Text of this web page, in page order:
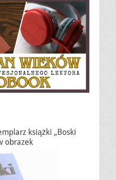
książki „Boski
obrazek